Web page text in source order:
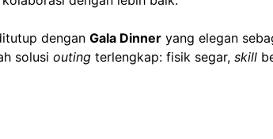
dengan Gala Dinner yang elegan
solusi outing terlengkap: fisik segar, skill